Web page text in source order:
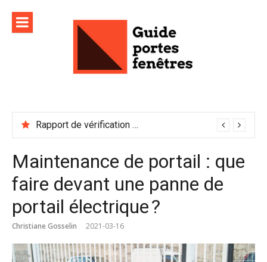
contenu
Rapport de vérification sécurité : à conserver précieusement
Maintenance de portail : que
faire devant une panne de
portail électrique ?
Christiane Gosselin 2021-03-16